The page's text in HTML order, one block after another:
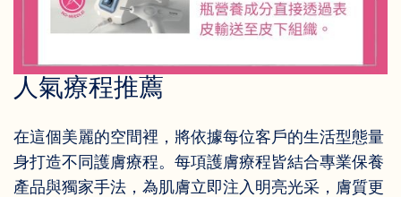
人氣療程推薦
在這個美麗的空間裡，將依據每位客戶的生活型態量
身打造不同護膚療程。每項護膚療程皆結合專業保養
產品與獨家手法，為肌膚立即注入明亮光采，膚質更